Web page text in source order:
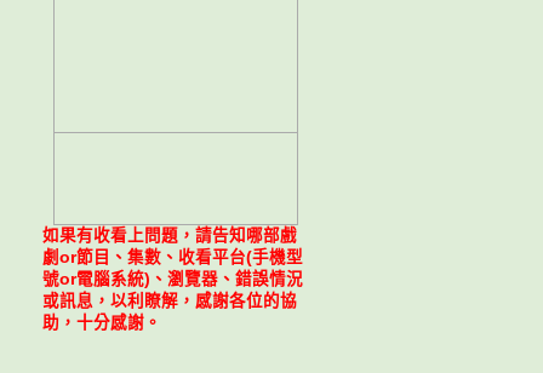
如果有收看上問題，請告知哪部戲
劇or節目、集數、收看平台(手機型
號or電腦系統)、瀏覽器、錯誤情況
或訊息，以利瞭解，感謝各位的協
助，十分感謝。